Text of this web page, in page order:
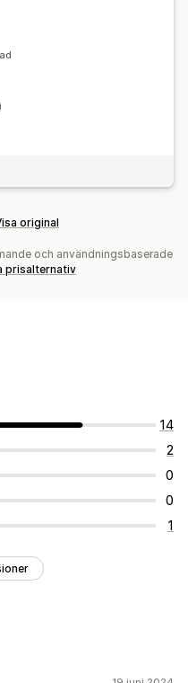
original
och användningsbaserade
prisalternativ
14
2
0
0
1